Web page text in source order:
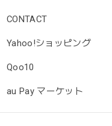
CONTACT
Yahoo!ショッピング
Qoo10
au Pay マーケット